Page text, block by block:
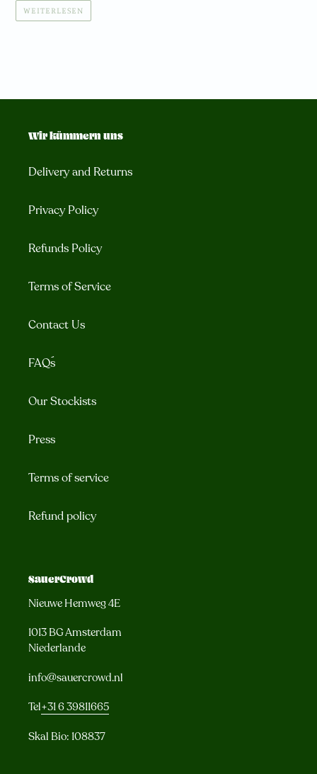
WEITERLESEN
Wir kümmern uns
Delivery and Returns
Privacy Policy
Refunds Policy
Terms of Service
Contact Us
FAQ´s
Our Stockists
Press
Terms of service
Refund policy
SauerCrowd
Nieuwe Hemweg 4E
1013 BG Amsterdam
Niederlande
info@sauercrowd.nl
Tel+31 6 39811665
Skal Bio: 108837